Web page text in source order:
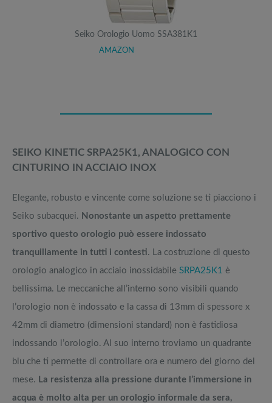
Seiko Orologio Uomo SSA381K1
AMAZON
SEIKO KINETIC SRPA25K1, ANALOGICO CON
CINTURINO IN ACCIAIO INOX
Elegante, robusto e vincente come soluzione se ti piacciono i
Seiko subacquei. Nonostante un aspetto prettamente
sportivo questo orologio può essere indossato
tranquillamente in tutti i contesti. La costruzione di questo
orologio analogico in acciaio inossidabile SRPA25K1
è
bellissima. Le meccaniche all’interno sono visibili quando
l’orologio non è indossato e la cassa di 13mm di spessore x
42mm di diametro (dimensioni standard) non è fastidiosa
indossando l’orologio. Al suo interno troviamo un quadrante
blu che ti permette di controllare ora e numero del giorno del
mese. La resistenza alla pressione durante l’immersione in
acqua è molto alta per un orologio informale da sera,